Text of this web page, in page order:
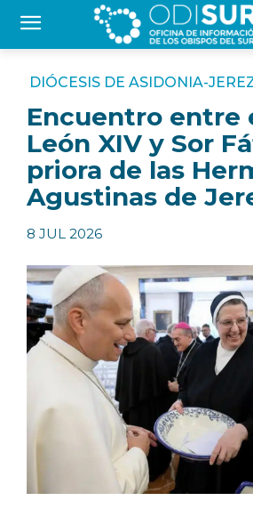
DIÓCESIS DE ASIDONIA-
Encuentro entre
León XIV y Sor
priora de las
Agustinas de
8 JUL 2026